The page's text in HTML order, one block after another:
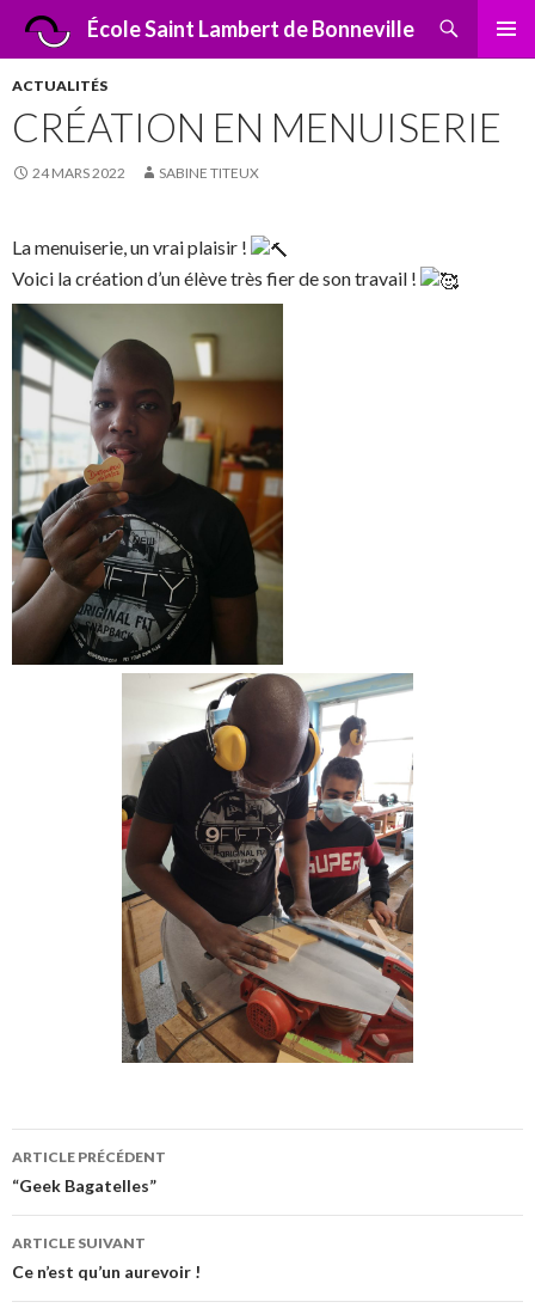
École Saint Lambert de Bonneville
Recherche
ALLER
ACTUALITÉS
CRÉATION EN MENUISERIE
24 MARS 2022 SABINE TITEUX
La menuiserie, un vrai plaisir !
Voici la création d’un élève très fier de son travail !
Navigation
des
articles
ARTICLE PRÉCÉDENT
“Geek Bagatelles”
ARTICLE SUIVANT
Ce n’est qu’un aurevoir !